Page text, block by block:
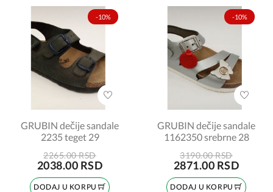
-10%
GRUBIN dečije sandale
2235 teget 29
2265.00 RSD
2038.00 RSD
DODAJ U KORPU
-10%
GRUBIN dečije sandale
1162350 srebrne 28
3190.00 RSD
2871.00 RSD
DODAJ U KORPU